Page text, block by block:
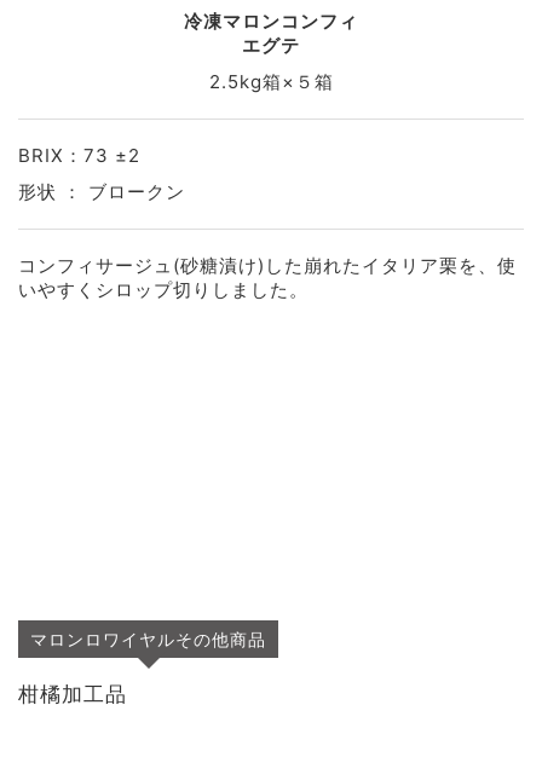
冷凍マロンコンフィ
エグテ
2.5kg箱×５箱
BRIX：73 ±2
形状 ： ブロークン
コンフィサージュ(砂糖漬け)した崩れたイタリア栗を、使
いやすくシロップ切りしました。
マロンロワイヤルその他商品
柑橘加工品